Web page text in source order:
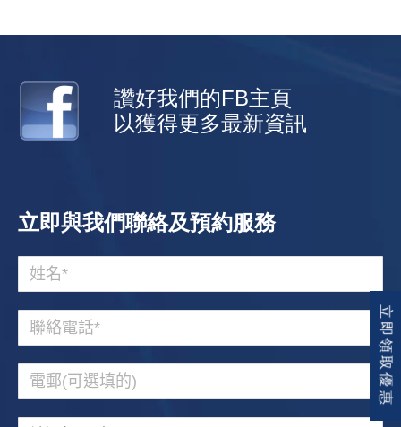
立即領取優惠
讚好我們的FB主頁
以獲得更多最新資訊
立即與我們聯絡及預約服務